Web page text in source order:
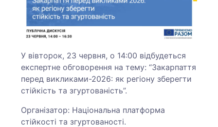
У вівторок, 23 червня, о 14:00 відбудеться
експертне обговорення на тему: “Закарпаття
перед викликами-2026: як регіону зберегти
стійкість та згуртованість”.
Організатор: Національна платформа
стійкості та згуртованості.